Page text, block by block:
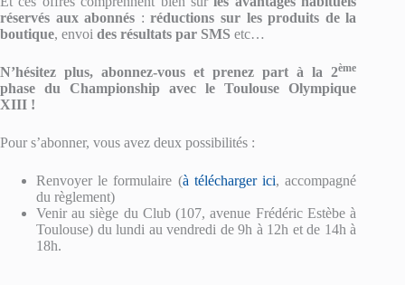
réservés aux abonnés :réductions sur les produits de la
boutique, envoi des résultats par SMS etc…
N’hésitez plus, abonnez-vous et prenez part à la 2ème
phase du Championship avec le Toulouse Olympique
XIII !
Pour s’abonner, vous avez deux possibilités :
Renvoyer le formulaire (à télécharger ici, accompagné
du règlement)
Venir au siège du Club (107, avenue Frédéric Estèbe à
Toulouse) du lundi au vendredi de 9h à 12h et de 14h à
18h.